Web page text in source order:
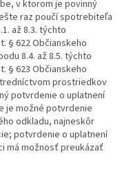
v ktorom je povinný
raz poučí spotrebiteľa
až 8.3. týchto
§ 622 Občianskeho
8.4. až 8.5. týchto
§ 623 Občianskeho
prostriedkov
potvrdenie o uplatnení
je možné potvrdenie
odkladu, najneskôr
potvrdenie o uplatnení
má možnosť preukázať